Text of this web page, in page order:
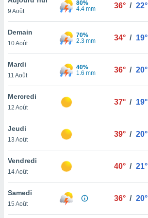
et
»,
au
vous
qu'ils
ou
le
ainsi
un
la
du
9 Août
80%
4.4 mm
36° / 22°
Demain
10 Août
70%
2.3 mm
34° / 19°
Mardi
11 Août
40%
1.6 mm
36° / 20°
Mercredi
12 Août
37° / 19°
Jeudi
13 Août
39° / 20°
Vendredi
14 Août
40° / 21°
Samedi
15 Août
36° / 20°